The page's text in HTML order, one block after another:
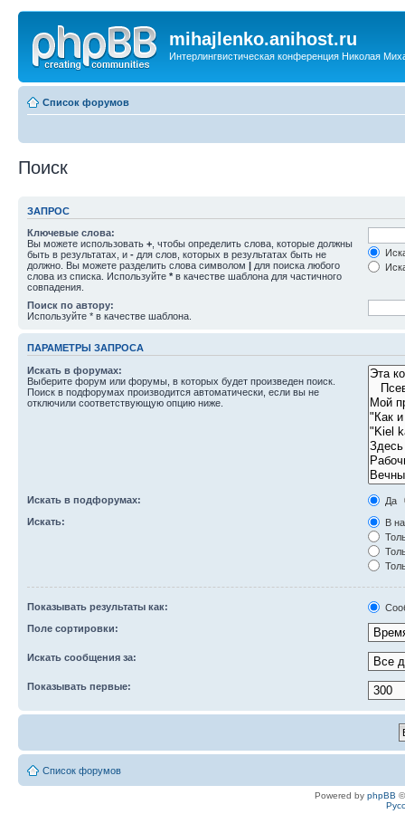
mihajlenko.anihost.ru
Интерлингвистическая конференция Николая
Список форумов
Поиск
ЗАПРОС
Ключевые слова:
Вы можете использовать + , чтобы определить слова, которые должны
быть в результатах, и - для слов, которых в результатах быть не
должно. Вы можете разделить слова символом | для поиска любого
слова из списка. Используйте * в качестве шаблона для частичного
совпадения.
Поиск по автору:
Используйте * в качестве шаблона.
ПАРАМЕТРЫ ЗАПРОСА
Искать в форумах:
Выберите форум или форумы, в которых будет произведен поиск.
Поиск в подфорумах производится автоматически, если вы не
отключили соответствующую опцию ниже.
Искать в подфорумах:
Да
Искать:
В
Показывать результаты как:
Поле сортировки:
Искать сообщения за:
Показывать первые:
Список форумов
Powered by phpBB